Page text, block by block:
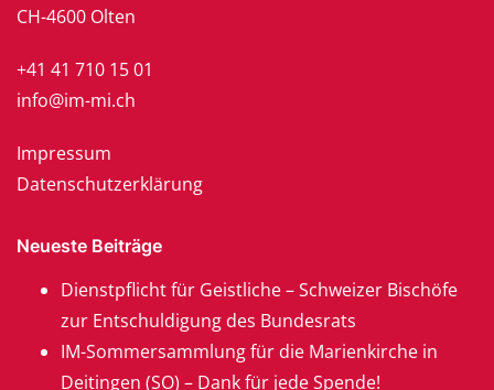
CH-4600 Olten
+41 41 710 15 01
info@im-mi.ch
Impressum
Datenschutzerklärung
Neueste Beiträge
Dienstpflicht für Geistliche – Schweizer Bischöfe
zur Entschuldigung des Bundesrats
IM-Sommersammlung für die Marienkirche in
Deitingen (SO) – Dank für jede Spende!